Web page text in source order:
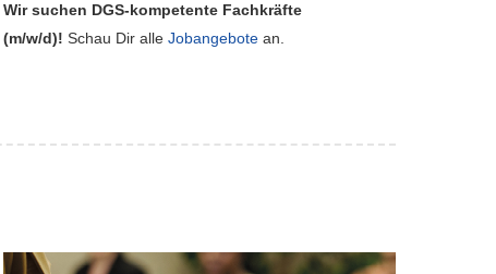
Wir suchen DGS-kompetente Fachkräfte
(m/w/d)! Schau Dir alle Jobangebote an.